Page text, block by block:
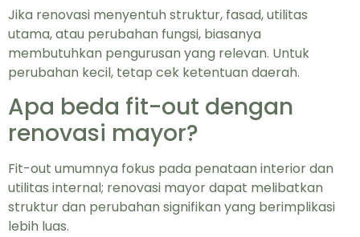
Jika renovasi menyentuh struktur, fasad, utilitas
utama, atau perubahan fungsi, biasanya
membutuhkan pengurusan yang relevan. Untuk
perubahan kecil, tetap cek ketentuan daerah.
Apa beda fit-out dengan
renovasi mayor?
Fit-out umumnya fokus pada penataan interior dan
utilitas internal; renovasi mayor dapat melibatkan
struktur dan perubahan signifikan yang berimplikasi
lebih luas.